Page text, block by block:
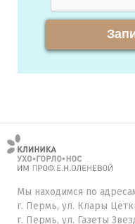
Мы находимся по
г. Пермь, ул. Клары
г. Пермь, ул. Газеты